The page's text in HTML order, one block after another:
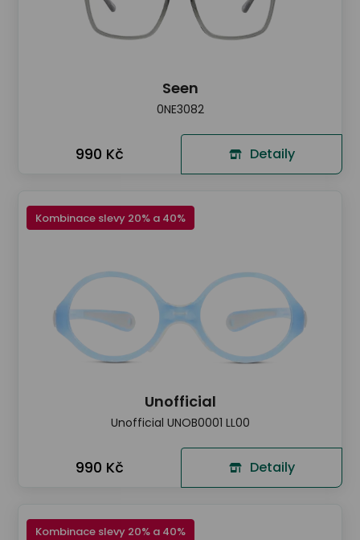
Seen
0NE3082
990 Kč Detaily
Kombinace slevy 20% a 40%
Unofficial
Unofficial UNOB0001 LL00
990 Kč Detaily
Kombinace slevy 20% a 40%